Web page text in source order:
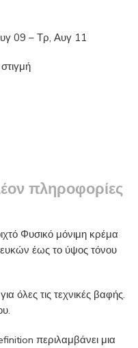
09 – Τρ, Αυγ 11
πληροφορίες
Φυσικό μόνιμη κρέμα
έως το ύψος τόνου
όλες τις τεχνικές βαφής.
περιλαμβάνει μια